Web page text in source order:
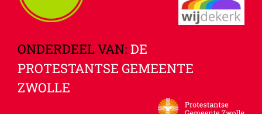
ONDERDEEL VAN: DE
PROTESTANTSE GEMEENTE
ZWOLLE